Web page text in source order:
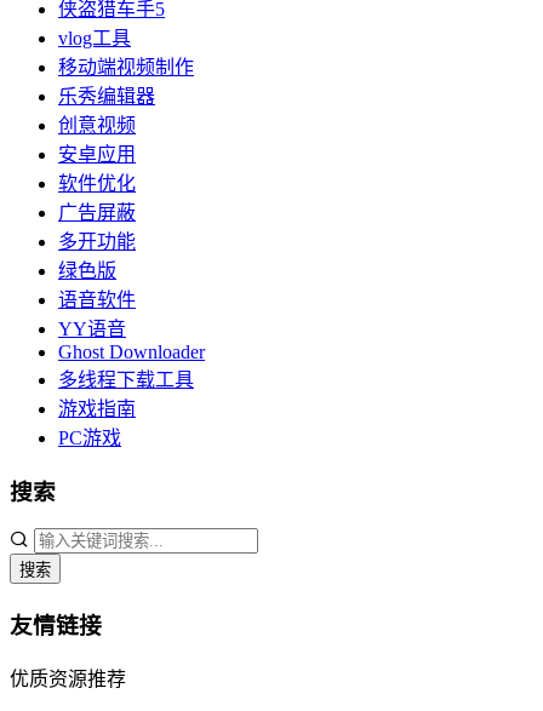
侠盗猎车手5
vlog工具
移动端视频制作
乐秀编辑器
创意视频
安卓应用
软件优化
广告屏蔽
多开功能
绿色版
语音软件
YY语音
Ghost Downloader
多线程下载工具
游戏指南
PC游戏
搜索
搜索
友情链接
优质资源推荐